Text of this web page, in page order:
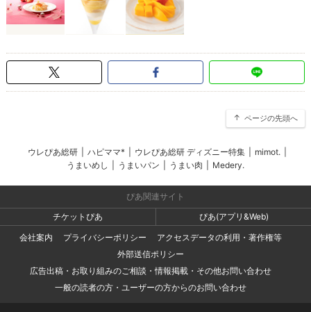
ページの先頭へ
ウレぴあ総研 ハピママ* ウレぴあ総研 ディズニー特集 mimot.
うまいめし
うまいパン うまい肉 Medery.
ぴあ関連サイト
チケットぴあ
ぴあ(アプリ&Web)
会社案内
プライバシーポリシー
アクセスデータの利用・著作権等
外部送信ポリシー
広告出稿・お取り組みのご相談・情報掲載・その他お問い合わせ
一般の読者の方・ユーザーの方からのお問い合わせ